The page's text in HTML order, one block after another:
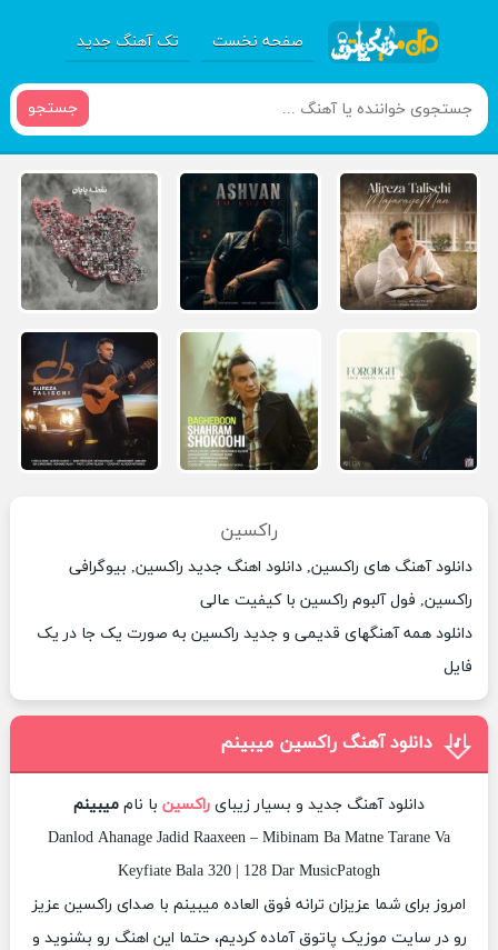
صفحه نخست تک آهنگ جدید
جستجو
راکسین
دانلود آهنگ های راکسین, دانلود اهنگ جدید راکسین, بیوگرافی
راکسین, فول آلبوم راکسین با کیفیت عالی
دانلود همه آهنگهای قدیمی و جدید راکسین به صورت یک جا در یک
فایل
دانلود آهنگ راکسین میبینم
دانلود آهنگ جدید و بسیار زیبای راکسین با نام میبینم
Danlod Ahanage Jadid Raaxeen – Mibinam Ba Matne Tarane Va
Keyfiate Bala 320 | 128 Dar MusicPatogh
امروز برای شما عزیزان ترانه فوق العاده میبینم با صدای راکسین عزیز
رو در سایت موزیک پاتوق آماده کردیم، حتما این اهنگ رو بشنوید و